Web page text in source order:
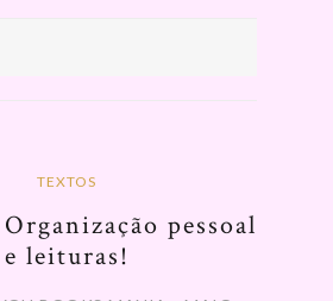
TEXTOS
pessoal
e leituras!